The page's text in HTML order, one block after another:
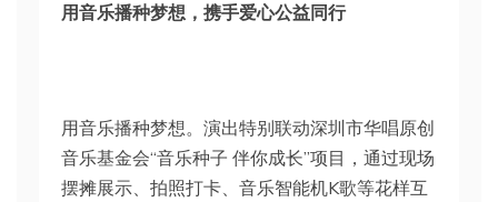
用音乐播种梦想，携手爱心公益同行
用音乐播种梦想。演出特别联动深圳市华唱原创
音乐基金会“音乐种子 伴你成长”项目，通过现场
摆摊展示、拍照打卡、音乐智能机K歌等花样互